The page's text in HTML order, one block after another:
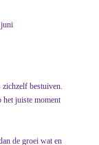
juni
bestuiven.
het juiste moment
de groei wat en